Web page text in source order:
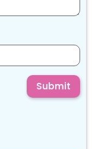
Submit